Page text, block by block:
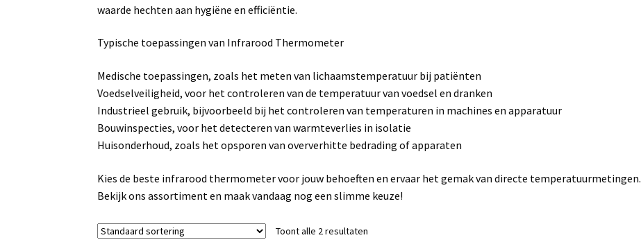
waarde hechten aan hygiëne en efficiëntie.
Typische toepassingen van Infrarood Thermometer
Medische toepassingen, zoals het meten van lichaamstemperatuur bij patiënten
Voedselveiligheid, voor het controleren van de temperatuur van voedsel en dranken
Industrieel gebruik, bijvoorbeeld bij het controleren van temperaturen in machines en apparatuur
Bouwinspecties, voor het detecteren van warmteverlies in isolatie
Huisonderhoud, zoals het opsporen van oververhitte bedrading of apparaten
Kies de beste infrarood thermometer voor jouw behoeften en ervaar het gemak van directe temperatuurmetingen.
Bekijk ons assortiment en maak vandaag nog een slimme keuze!
Toont alle 2 resultaten